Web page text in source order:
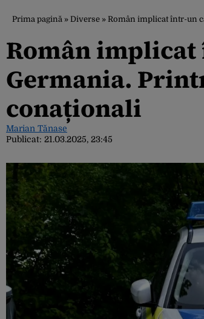
Prima pagină » Diverse » Român implicat într-un
Român implicat
Germania.
conaționali
Marian Tănase
Publicat: 21.03.2025, 23:45